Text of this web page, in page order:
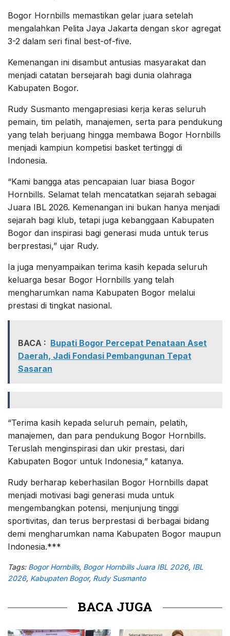
Bogor Hornbills memastikan gelar juara setelah
mengalahkan Pelita Jaya Jakarta dengan skor agregat
3-2 dalam seri final best-of-five.
Kemenangan ini disambut antusias masyarakat dan
menjadi catatan bersejarah bagi dunia olahraga
Kabupaten Bogor.
Rudy Susmanto mengapresiasi kerja keras seluruh
pemain, tim pelatih, manajemen, serta para pendukung
yang telah berjuang hingga membawa Bogor Hornbills
menjadi kampiun kompetisi basket tertinggi di
Indonesia.
“Kami bangga atas pencapaian luar biasa Bogor
Hornbills. Selamat telah mencatatkan sejarah sebagai
Juara IBL 2026. Kemenangan ini bukan hanya menjadi
sejarah bagi klub, tetapi juga kebanggaan Kabupaten
Bogor dan inspirasi bagi generasi muda untuk terus
berprestasi,” ujar Rudy.
Ia juga menyampaikan terima kasih kepada seluruh
keluarga besar Bogor Hornbills yang telah
mengharumkan nama Kabupaten Bogor melalui
prestasi di tingkat nasional.
BACA : Bupati Bogor Percepat Penataan Aset
Daerah, Jadi Fondasi Pembangunan Tepat
Sasaran
“Terima kasih kepada seluruh pemain, pelatih,
manajemen, dan para pendukung Bogor Hornbills.
Teruslah menginspirasi dan ukir prestasi, dari
Kabupaten Bogor untuk Indonesia,” katanya.
Rudy berharap keberhasilan Bogor Hornbills dapat
menjadi motivasi bagi generasi muda untuk
mengembangkan potensi, menjunjung tinggi
sportivitas, dan terus berprestasi di berbagai bidang
demi mengharumkan nama Kabupaten Bogor maupun
Indonesia.***
Tags: Bogor Hornbills, Bogor Hornbills Juara IBL 2026, IBL
2026, Kabupaten Bogor, Rudy Susmanto
BACA JUGA